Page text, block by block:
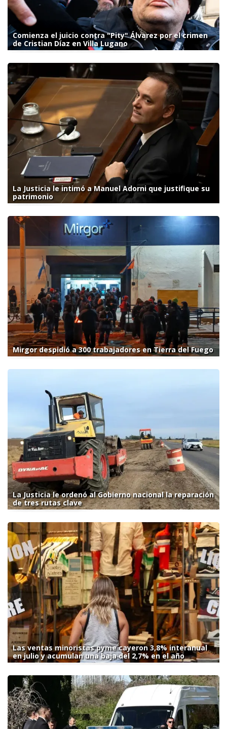
Comienza el juicio contra "Pity" Álvarez por el crimen
de Cristian Díaz en Villa Lugano
La Justicia le intimó a Manuel Adorni que justifique su
patrimonio
Mirgor despidió a 300 trabajadores en Tierra del Fuego
La Justicia le ordenó al Gobierno nacional la reparación
de tres rutas clave
Las ventas minoristas pyme cayeron 3,8% interanual
en julio y acumulan una baja del 2,7% en el año